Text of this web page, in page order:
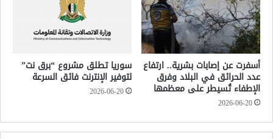
أسفرت عن إصابات بشرية.. ارتفاع
عدد الحرائق في البلاد وفرق
الإطفاء تُسيطر على معظمها
2026-06-20
سوريا تطلق مشروع “برق نت”
لتوفير الإنترنت فائق السرعة
2026-06-20